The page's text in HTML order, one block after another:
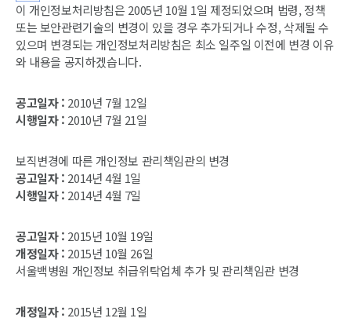
이 개인정보처리방침은 2005년 10월 1일 제정되었으며 법령, 정책
또는 보안관련기술의 변경이 있을 경우 추가되거나 수정, 삭제될 수
있으며 변경되는 개인정보처리방침은 최소 일주일 이전에 변경 이유
와 내용을 공지하겠습니다.
공고일자 : 2010년 7월 12일
시행일자 : 2010년 7월 21일
보직변경에 따른 개인정보 관리책임관의 변경
공고일자 : 2014년 4월 1일
시행일자 : 2014년 4월 7일
공고일자 : 2015년 10월 19일
개정일자 : 2015년 10월 26일
서울백병원 개인정보 취급위탁업체 추가 및 관리책임관 변경
개정일자 : 2015년 12월 1일